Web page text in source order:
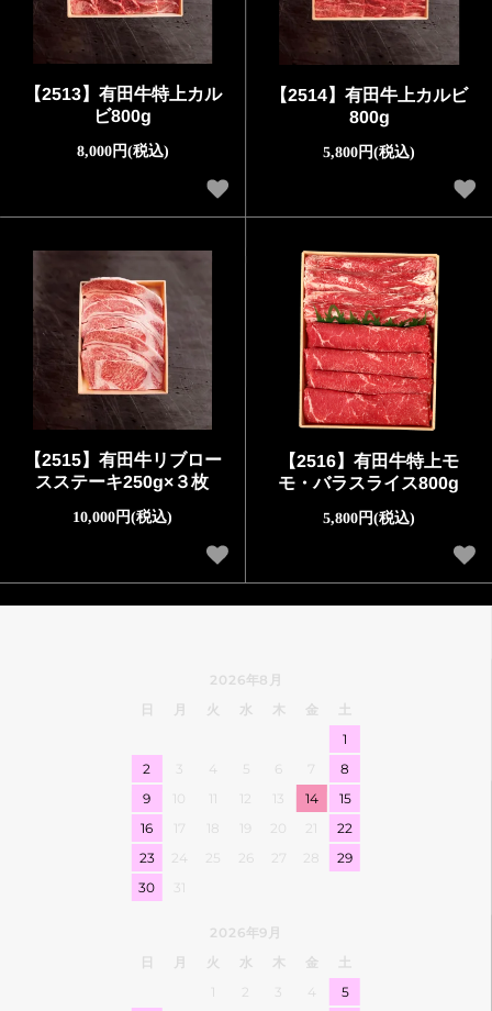
【2513】有田牛特上カル
ビ800g
8,000円(税込)
【2514】有田牛上カルビ
800g
5,800円(税込)
【2515】有田牛リブロー
スステーキ250g×３枚
10,000円(税込)
【2516】有田牛特上モ
モ・バラスライス800g
5,800円(税込)
2026年8月
日 月 火 水 木 金 土
1
2 3 4 5 6 8
9 10 11 12 13 14 15
16 17 18 19 20 21
22
23
24 25 26 27 28 29
30 31
2026年9月
日 月 火 水 木 金 土
1 2 3 4 5